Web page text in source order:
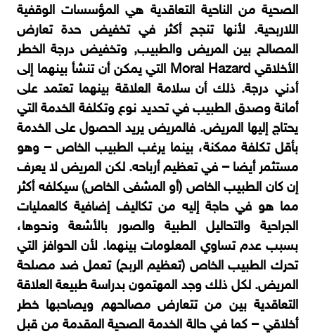
الصحية من الناحية التعاقدية هي المؤسسات الوقفية
اللاربحية. لأنها تنجح أكثر في تخفيض حدة تعارض
المصالح بين المريض والطبيب, وتخفيض درجة الخطر
الأخلاقي Moral Hazard التي يمكن أن تنشأ بينهما إلى
أدني درجة. ذلك أن سلامة العلاقة بينهما تعتمد على
أمانة وصدق الطبيب في تحديد نوع وتكلفة الخدمة التي
يحتاج إليها المريض. فالمريض يريد الحصول على الخدمة
بأقل تكلفة ممكنة، بينما يرغب الطبيب الخاص – وهو
مستثمر أيضا – في تعظيم أرباحه. لكن المريض لا يعرف
إن كان الطبيب الخاص (أو المشفى الخاص) سيكلفه أكثر
مما هو في حاجة إليه من تكاليف إضافية كالعمليات
الجراحية والتحاليل الطبية والصور بالأشعة ونحوها،
بسبب عدم تساوي المعلومات بينهما. لأن الحوافز التي
تحرك الطبيب الخاص (تعظيم الربح) تعمل ضد مصلحة
المريض. لكل ذلك وجد المهتمون بدراسة طبيعة العلاقة
التعاقدية بين من تتعارض مصالحهم ويصاحبها خطر
أخلاقي – كما في حالة الخدمة الصحية المقدمة من قبل